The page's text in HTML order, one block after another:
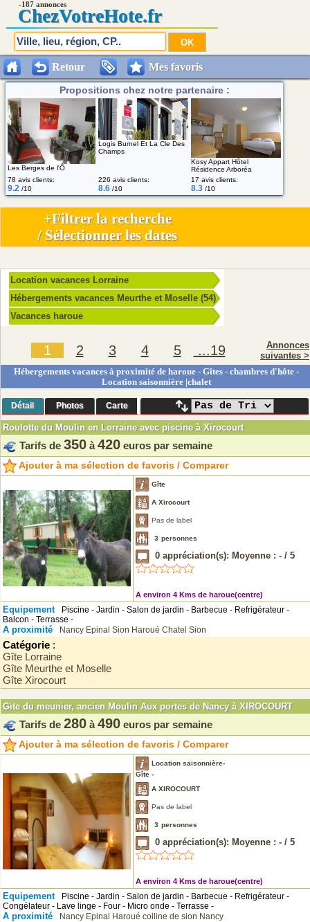
Propositions chez notre partenaire :
Les Berges de l'Ô
Logis Burnel Et La Cle Des
Champs
Kosy Appart Hôtel
Résidence Arboréa
78 avis clients:
9.2 /10
226 avis clients:
8.6 /10
17 avis clients:
8.3 /10
Retour Mes favoris
-187 annonces
ChezVotreHote.fr
Location vacances Lorraine
Hébergements vacances Meurthe et Moselle (54)
Vacances haroue
1 2 3 4 5 ...19
Annonces
suivantes >
Hébergements vacances à proximité de haroue - Gîtes - chambres d'hôte -
Location saisonnière |chalet
Détail Photos Carte
Roulotte du Moulin en Lorraine avec piscine à Xirocourt
Tarifs de 350 à 420 euros par semaine
Ajouter à ma sélection de favoris / Comparer
Gîte
A Xirocourt
Pas de label
3 personnes
0 appréciation(s): Moyenne : - / 5
A environ 4 Kms de haroue(centre)
Equipement
Piscine - Jardin - Salon de jardin - Barbecue - Refrigérateur -
Balcon - Terrasse -
A proximité Nancy Epinal Sion Haroué Chatel Sion
Catégorie :
Gîte Lorraine
Gîte Meurthe et Moselle
Gîte Xirocourt
Gite du meunier, ancien Moulin Aux portes de Nancy à XIROCOURT
Tarifs de 280 à 490 euros par semaine
Ajouter à ma sélection de favoris / Comparer
Location saisonnière-
Gîte -
A XIROCOURT
Pas de label
3 personnes
0 appréciation(s): Moyenne : - / 5
A environ 4 Kms de haroue(centre)
Equipement
Piscine - Jardin - Salon de jardin - Barbecue - Refrigérateur -
Congélateur - Lave linge - Four - Micro onde - Terrasse -
A proximité Nancy Epinal Haroué colline de sion Nancy
+Filtrer la recherche
/ Sélectionner les dates